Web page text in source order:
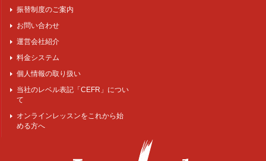
振替制度のご案内
お問い合わせ
運営会社紹介
料金システム
個人情報の取り扱い
当社のレベル表記「CEFR」につい
て
オンラインレッスンをこれから始
める方へ